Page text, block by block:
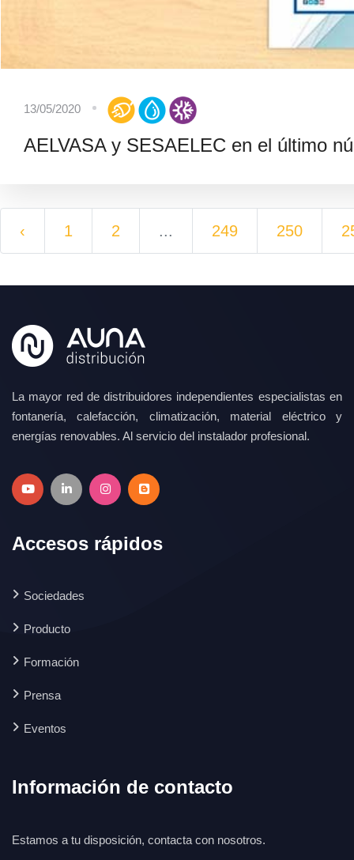
13/05/2020
AELVASA y SESAELEC en el último
‹ 1 2 ... 249 250
La mayor red de distribuidores independientes especialistas en
fontanería, calefacción, climatización, material eléctrico y
energías renovables. Al servicio del instalador profesional.
Accesos rápidos
Sociedades
Producto
Formación
Prensa
Eventos
Información de contacto
Estamos a tu disposición, contacta con nosotros.